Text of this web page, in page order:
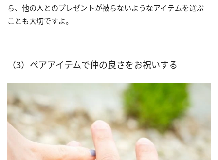
ら、他の人とのプレゼントが被らないようなアイテムを選ぶ
ことも大切ですよ。
（3）ペアアイテムで仲の良さをお祝いする